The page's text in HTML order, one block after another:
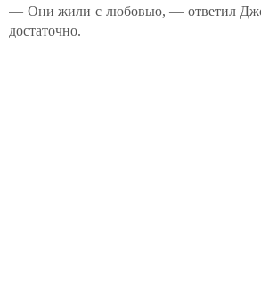
— Они жили с любовью, — ответил
достаточно.